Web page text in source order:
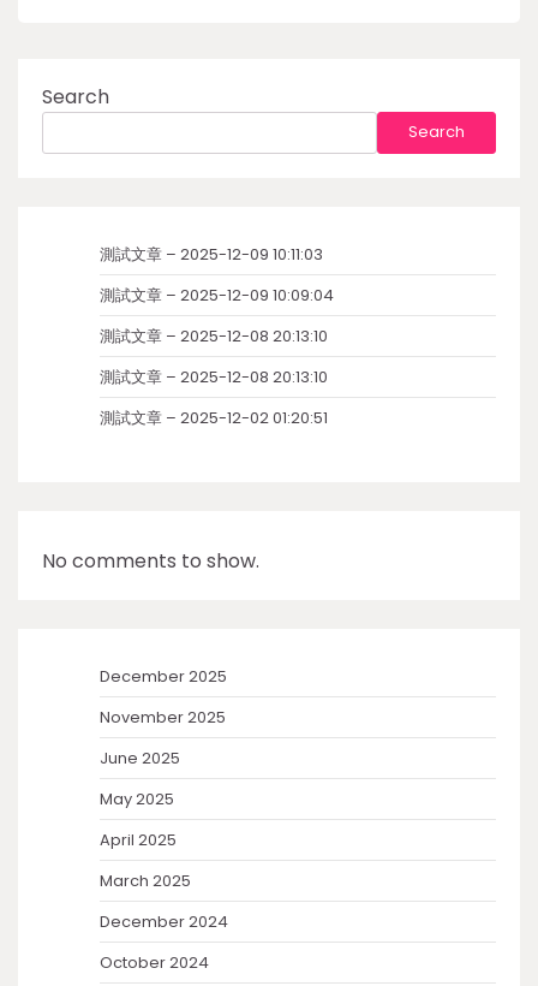
Search
Search
測試文章 – 2025-12-09 10:11:03
測試文章 – 2025-12-09 10:09:04
測試文章 – 2025-12-08 20:13:10
測試文章 – 2025-12-08 20:13:10
測試文章 – 2025-12-02 01:20:51
No comments to show.
December 2025
November 2025
June 2025
May 2025
April 2025
March 2025
December 2024
October 2024